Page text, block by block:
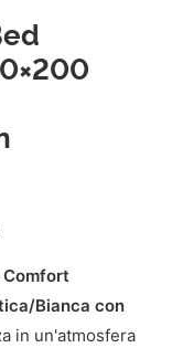
Comfort
Bianca con
in un'atmosfera